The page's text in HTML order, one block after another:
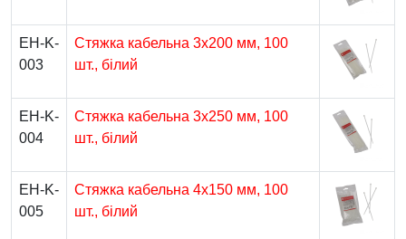
EH-K-
003
Стяжка кабельна 3х200 мм, 100
шт., білий
EH-K-
004
Стяжка кабельна 3х250 мм, 100
шт., білий
EH-K-
005
Стяжка кабельна 4х150 мм, 100
шт., білий